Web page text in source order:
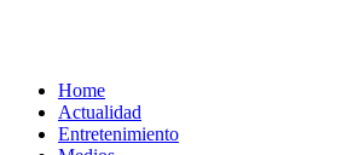
Home
Actualidad
Entretenimiento